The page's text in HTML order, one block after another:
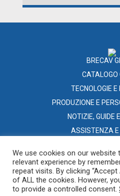
BRECAV
CATALOGO
TECNOLOGIE E
PRODUZIONE E
NOTIZIE, GUIDE
ASSISTENZA E
We use cookies on our website
relevant experience by
repeat visits. By clicking
of ALL the cookies. However,
to provide a controlled consent.